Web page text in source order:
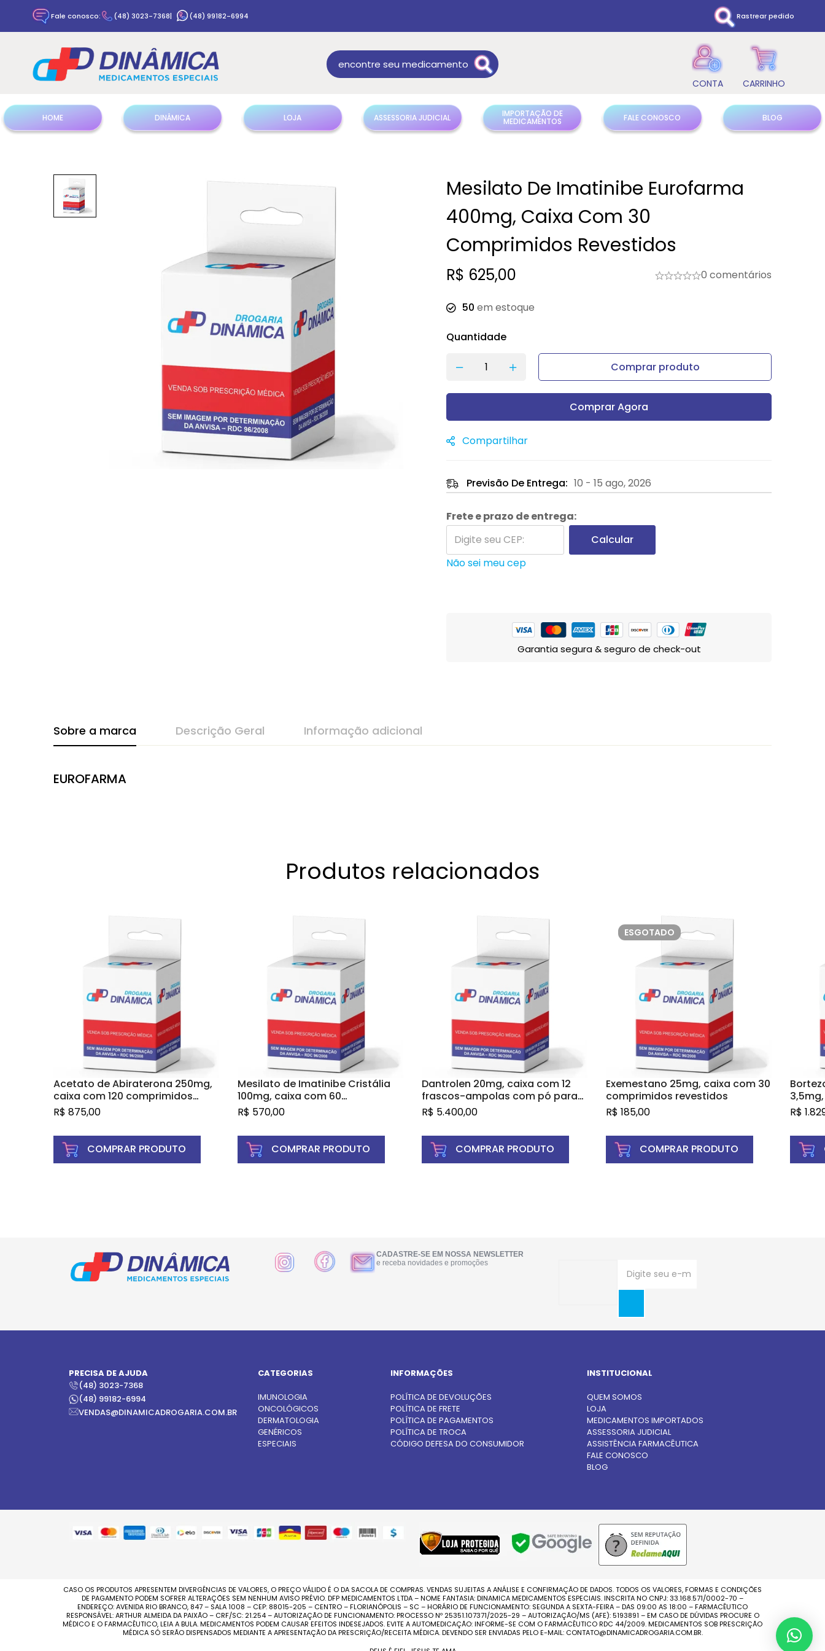
Fale conosco: (48) 3023-7368| (48) 99182-6994 Rastrear pedido
HOME DINÂMICA LOJA ASSESSORIA JUDICIAL IMPORTAÇÃO DE
MEDICAMENTOS FALE CONOSCO BLOG
Mesilato De Imatinibe Eurofarma
400mg, Caixa Com 30
Comprimidos Revestidos
R$ 625,00 0 comentários
50 em estoque
Quantidade
Comprar produto
Comprar Agora
Compartilhar
Previsão De Entrega: 10 - 15 ago, 2026
Frete e prazo de entrega:
Calcular
Não sei meu cep
Garantia segura & seguro de check-out
Sobre a marca Descrição Geral Informação adicional
EUROFARMA
Produtos relacionados
Acetato de Abiraterona 250mg,
caixa com 120 comprimidos
revestidos – SANDOZ
R$ 875,00
COMPRAR PRODUTO
Mesilato de Imatinibe Cristália
100mg, caixa com 60
comprimidos revestidos
R$ 570,00
COMPRAR PRODUTO
Dantrolen 20mg, caixa com 12
frascos-ampolas com pó para
solução de uso intravenoso + 12
frascos-ampolas com 60mL de
diluente
R$ 5.400,00
COMPRAR PRODUTO
ESGOTADO
Exemestano 25mg, caixa com 30
comprimidos revestidos
R$ 185,00
COMPRAR PRODUTO
uso
R$
CADASTRE-SE EM NOSSA NEWSLETTER
e receba novidades e promoções
PRECISA DE AJUDA
(48) 3023-7368
(48) 99182-6994
VENDAS@DINAMICADROGARIA.COM.BR
CATEGORIAS
IMUNOLOGIA
ONCOLÓGICOS
DERMATOLOGIA
GENÉRICOS
ESPECIAIS
INFORMAÇÕES
POLÍTICA DE DEVOLUÇÕES
POLÍTICA DE FRETE
POLÍTICA DE PAGAMENTOS
POLÍTICA DE TROCA
CÓDIGO DEFESA DO CONSUMIDOR
INSTITUCIONAL
QUEM SOMOS
LOJA
MEDICAMENTOS IMPORTADOS
ASSESSORIA JUDICIAL
ASSISTÊNCIA FARMACÊUTICA
FALE CONOSCO
BLOG
CASO OS PRODUTOS APRESENTEM DIVERGÊNCIAS DE VALORES, O PREÇO VÁLIDO É O DA SACOLA DE COMPRAS. VENDAS SUJEITAS A ANÁLISE E CONFIRMAÇÃO DE DADOS. TODOS OS VALORES, FORMAS E CONDIÇÕES
DE PAGAMENTO PODEM SOFRER ALTERAÇÕES SEM NENHUM AVISO PRÉVIO. DFP MEDICAMENTOS LTDA – NOME FANTASIA: DINAMICA MEDICAMENTOS ESPECIAIS. INSCRITA NO CNPJ: 33.168.571/0002-70 –
ENDEREÇO: AVENIDA RIO BRANCO, 847 – SALA 1008 – CEP: 88015-205 – CENTRO – FLORIANÓPOLIS – SC – HORÁRIO DE FUNCIONAMENTO: SEGUNDA A SEXTA-FEIRA – DAS 09:00 AS 18:00 – FARMACÊUTICO
RESPONSÁVEL: ARTHUR ALMEIDA DA PAIXÃO – CRF/SC: 21.254 – AUTORIZAÇÃO DE FUNCIONAMENTO: PROCESSO Nº 25351.107371/2025-29 – AUTORIZAÇÃO/MS (AFE): 5193891 – EM CASO DE DÚVIDAS PROCURE O
MÉDICO E O FARMACÊUTICO, LEIA A BULA. MEDICAMENTOS PODEM CAUSAR EFEITOS INDESEJADOS. EVITE A AUTOMEDICAÇÃO: INFORME-SE COM O FARMACÊUTICO RDC 44/2009. MEDICAMENTOS SOB PRESCRIÇÃO
MÉDICA SÓ SERÃO DISPENSADOS MEDIANTE A APRESENTAÇÃO DA PRESCRIÇÃO/RECEITA MÉDICA. DEVENDO SER ENVIADAS PELO E-MAIL: CONTATO@DINAMICADROGARIA.COM.BR.